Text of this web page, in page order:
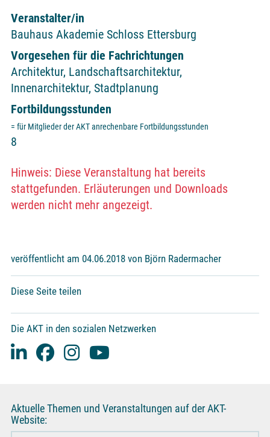
Veranstalter/in
Bauhaus Akademie Schloss Ettersburg
Vorgesehen für die Fachrichtungen
Architektur, Landschaftsarchitektur,
Innenarchitektur, Stadtplanung
Fortbildungsstunden
= für Mitglieder der AKT anrechenbare Fortbildungsstunden
8
Hinweis: Diese Veranstaltung hat bereits
stattgefunden. Erläuterungen und Downloads
werden nicht mehr angezeigt.
veröffentlicht am 04.06.2018 von Björn Radermacher
Diese Seite teilen
Die AKT in den sozialen Netzwerken
Aktuelle Themen und Veranstaltungen auf der AKT-
Website: